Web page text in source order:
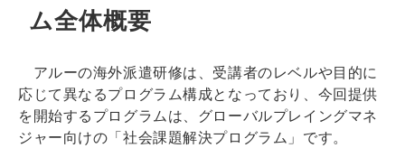
ム全体概要
アルーの海外派遣研修は、受講者のレベルや目的に
応じて異なるプログラム構成となっており、今回提供
を開始するプログラムは、グローバルプレイングマネ
ジャー向けの「社会課題解決プログラム」です。